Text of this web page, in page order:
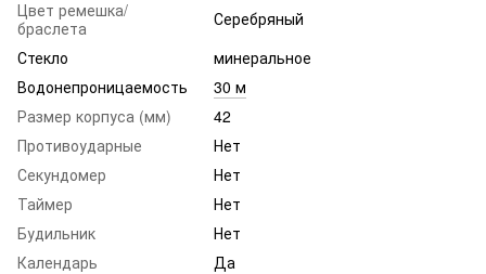
Цвет ремешка/
браслета
Серебряный
Стекло
минеральное
Водонепроницаемость
30 м
Размер корпуса (мм)
42
Противоударные
Нет
Секундомер
Нет
Таймер
Нет
Будильник
Нет
Календарь
Да